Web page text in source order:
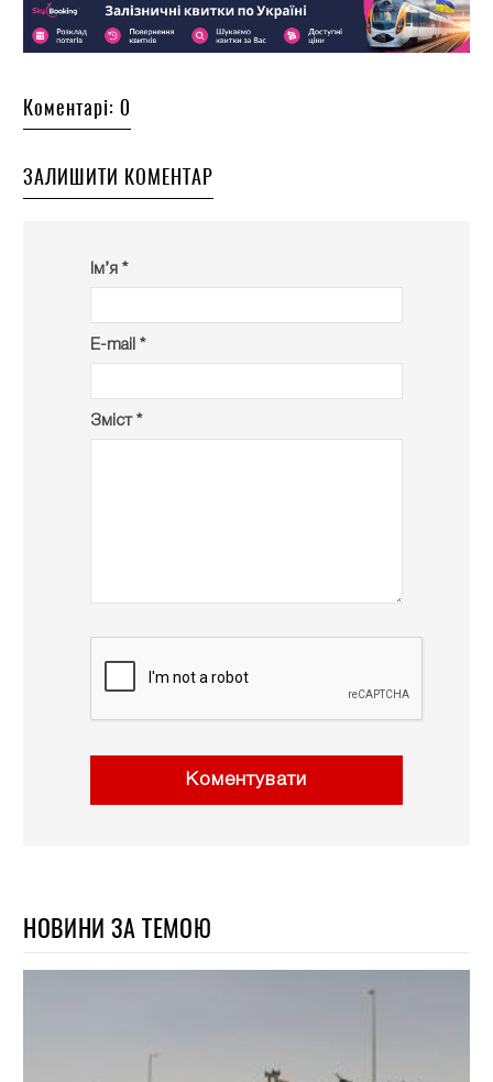
Коментарі: 0
ЗАЛИШИТИ КОМЕНТАР
Ім’я *
E-mail *
Зміст *
Коментувати
НОВИНИ ЗА ТЕМОЮ